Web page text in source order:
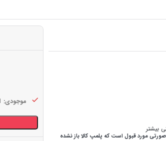
بیشتر
صورتی مورد قبول است که پلمپ کالا باز نشده
موجودی: 1 عدد